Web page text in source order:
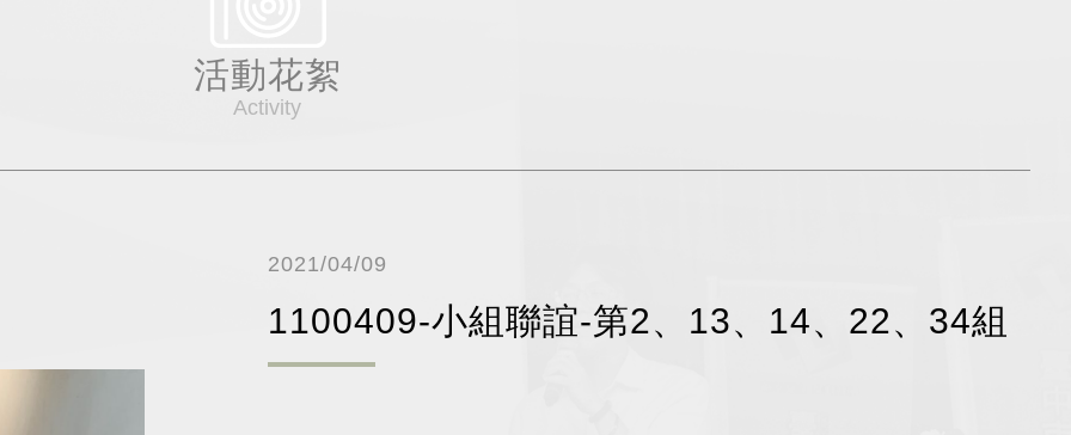
活動花絮
Activity
2021/04/09
1100409-小組聯誼-第2、13、14、22、34組